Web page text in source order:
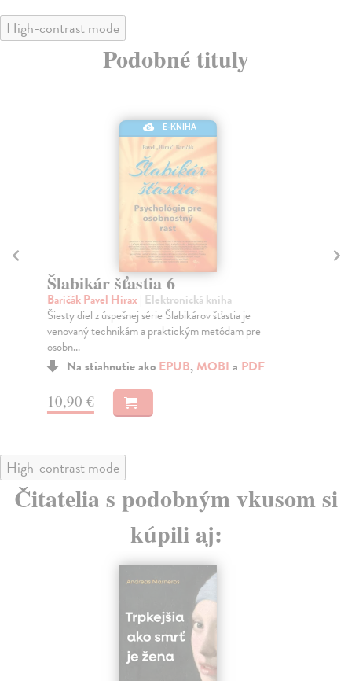
High-contrast mode
Podobné tituly
E-KNIHA
Tvorivý akt
Rubin Rick| Elektronická kniha
Bestseller New York Times – kniha sa hneď po vydaní
umiestnila medzi najpredávanejšie tituly non-fic...
Na stiahnutie ako
High-contrast mode
Čitatelia s podobným vkusom si
kúpili aj: